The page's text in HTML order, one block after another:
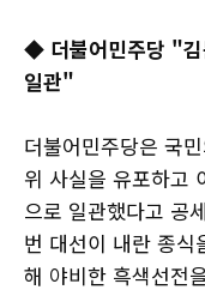
◆ 더불어민주당 "김
일관"
더불어민주당은 국
위 사실을 유포하고
으로 일관했다고 공
번 대선이 내란 종식
해 야비한 흑색선전